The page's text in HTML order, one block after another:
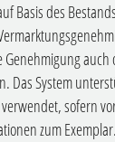
Basis des
Genehmigung auch
Das System
sofern
zum Exemplar.